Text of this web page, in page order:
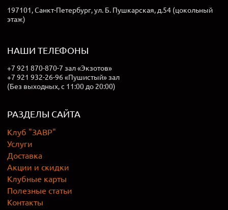
197101, Санкт-Петербург, ул. Б. Пушкарская, д.54 (цокольный
этаж)
НАШИ ТЕЛЕФОНЫ
+7 921 870-870-7 зал «Экзотов»
+7 921 932-26-96 «Пушистый» зал
(Без выходных, с 11:00 до 20:00)
РАЗДЕЛЫ САЙТА
Клуб "ЗАВР"
Услуги
Доставка
Акции и скидки
Клубные карты
Полезные статьи
Контакты